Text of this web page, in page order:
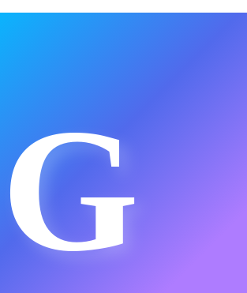
G